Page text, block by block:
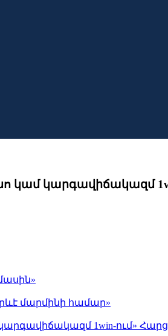
կամ կարգավիճակազմ
մարմինի համար»
1win-ում»